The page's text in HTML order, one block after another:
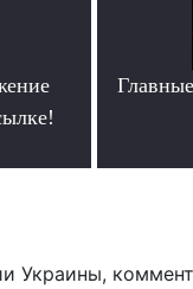
Украины,